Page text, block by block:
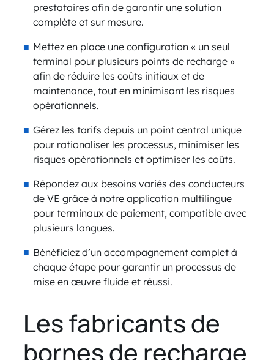
prestataires afin de garantir une solution
complète et sur mesure.
Mettez en place une configuration « un seul
terminal pour plusieurs points de recharge »
afin de réduire les coûts initiaux et de
maintenance, tout en minimisant les risques
opérationnels.
Gérez les tarifs depuis un point central unique
pour rationaliser les processus, minimiser les
risques opérationnels et optimiser les coûts.
Répondez aux besoins variés des conducteurs
de VE grâce à notre application multilingue
pour terminaux de paiement, compatible avec
plusieurs langues.
Bénéficiez d’un accompagnement complet à
chaque étape pour garantir un processus de
mise en œuvre fluide et réussi.
Les fabricants de
bornes de recharge